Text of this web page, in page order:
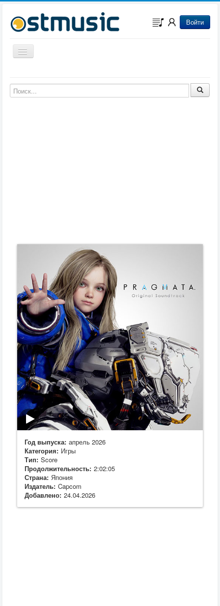
Войти
Включить/выключить навигацию
Музыка из мультфильмов
Музыка из сериалов
Год выпуска: апрель 2026
Категория: Игры
Тип: Score
Продолжительность: 2:02:05
Страна: Япония
Издатель: Capcom
Добавлено: 24.04.2026